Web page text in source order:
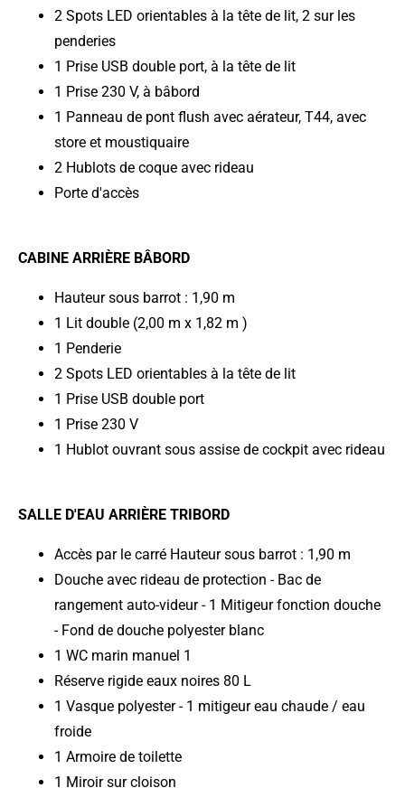
2 Spots LED orientables à la tête de lit, 2 sur les
penderies
1 Prise USB double port, à la tête de lit
1 Prise 230 V, à bâbord
1 Panneau de pont flush avec aérateur, T44, avec
store et moustiquaire
2 Hublots de coque avec rideau
Porte d'accès
CABINE ARRIÈRE BÂBORD
Hauteur sous barrot : 1,90 m
1 Lit double (2,00 m x 1,82 m )
1 Penderie
2 Spots LED orientables à la tête de lit
1 Prise USB double port
1 Prise 230 V
1 Hublot ouvrant sous assise de cockpit avec rideau
SALLE D'EAU ARRIÈRE TRIBORD
Accès par le carré Hauteur sous barrot : 1,90 m
Douche avec rideau de protection - Bac de
rangement auto-videur - 1 Mitigeur fonction douche
- Fond de douche polyester blanc
1 WC marin manuel 1
Réserve rigide eaux noires 80 L
1 Vasque polyester - 1 mitigeur eau chaude / eau
froide
1 Armoire de toilette
1 Miroir sur cloison